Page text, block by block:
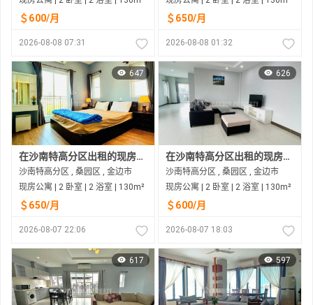
＄600/月
2026-08-08 07:31
＄650/月
2026-08-08 01:32
647
在沙南特高分区出租的现房公寓
沙南特高分区 , 桑园区 , 金边市
现房公寓 | 2 卧室 | 2 浴室 | 130m²
＄650/月
2026-08-07 22:06
626
在沙南特高分区出租的现房公寓
沙南特高分区 , 桑园区 , 金边市
现房公寓 | 2 卧室 | 2 浴室 | 130m²
＄600/月
2026-08-07 18:03
617 597